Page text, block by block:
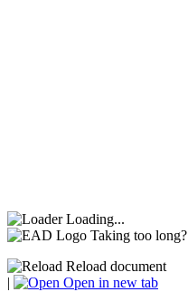
Loading...
Taking too long?
Reload document
|
Open in new tab